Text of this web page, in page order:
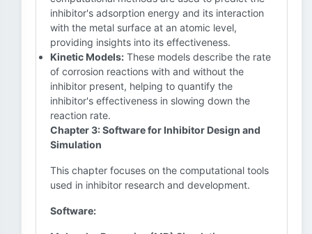
inhibitor's adsorption energy and its interaction
with the metal surface at an atomic level,
providing insights into its effectiveness.
Kinetic Models: These models describe the rate
of corrosion reactions with and without the
inhibitor present, helping to quantify the
inhibitor's effectiveness in slowing down the
reaction rate.
Chapter 3: Software for Inhibitor Design and
Simulation
This chapter focuses on the computational tools
used in inhibitor research and development.
Software: